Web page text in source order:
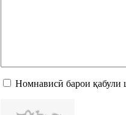
Номнависӣ барои қабули